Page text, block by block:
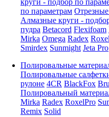
круги - подбор по
по параметрам
Алмазные круги -
пудра Betacord Flexifoam
Mirka Omega Radex
Smirdex Sunmight Jeta Pro
Полировальные
Полировальные
рулоне 4CR BlackFox
Полировальный
Mirka Radex RoxelPro
Remix Solid